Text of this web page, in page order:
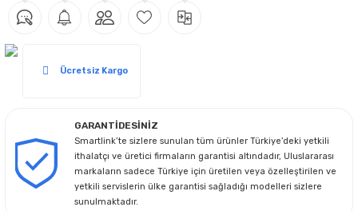
Ücretsiz Kargo
GARANTİDESİNİZ
Smartlink’te sizlere sunulan tüm ürünler Türkiye’deki yetkili
ithalatçı ve üretici firmaların garantisi altındadır, Uluslararası
markaların sadece Türkiye için üretilen veya özelleştirilen ve
yetkili servislerin ülke garantisi sağladığı modelleri sizlere
sunulmaktadır.